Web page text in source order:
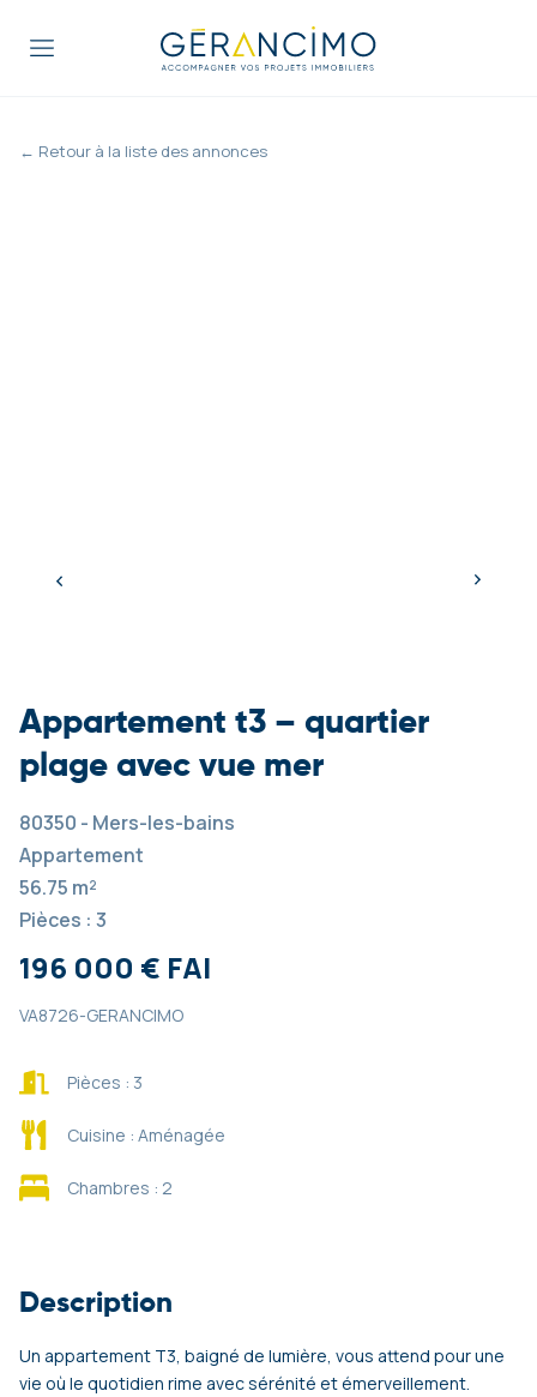
← Retour à la liste des annonces
Appartement t3 – quartier
plage avec vue mer
80350 - Mers-les-bains
Appartement
56.75 m²
Pièces : 3
196 000 € FAI
VA8726-GERANCIMO
Pièces : 3
Cuisine : Aménagée
Chambres : 2
Description
Un appartement T3, baigné de lumière, vous attend pour une
vie où le quotidien rime avec sérénité et émerveillement.